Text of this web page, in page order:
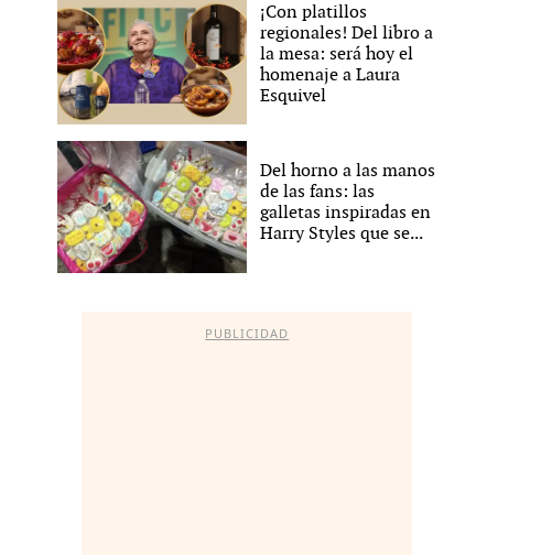
¡Con platillos
regionales! Del libro a
la mesa: será hoy el
homenaje a Laura
Esquivel
Del horno a las manos
de las fans: las
galletas inspiradas en
Harry Styles que se...
PUBLICIDAD